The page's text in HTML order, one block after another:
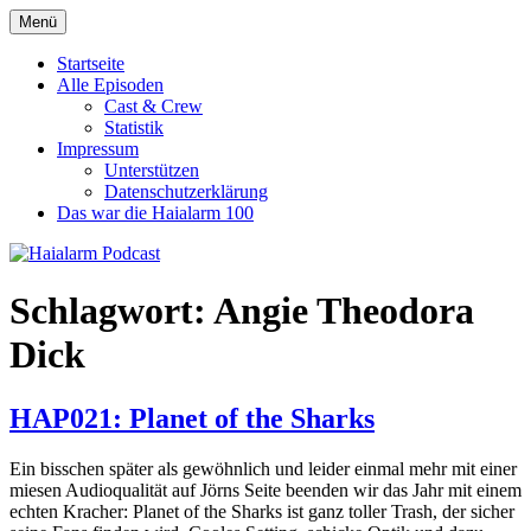
Zum
Inhalt
springen
Haialarm Podcast
Benni und Jörn sprechen über Haifilme
Menü
Startseite
Alle Episoden
Cast & Crew
Statistik
Impressum
Unterstützen
Datenschutzerklärung
Das war die Haialarm 100
Schlagwort: Angie Theodora
Dick
HAP021: Planet of the Sharks
Ein bisschen später als gewöhnlich und leider einmal mehr mit einer
miesen Audioqualität auf Jörns Seite beenden wir das Jahr mit einem
echten Kracher: Planet of the Sharks ist ganz toller Trash, der sicher